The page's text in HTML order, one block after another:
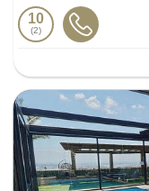
10
2